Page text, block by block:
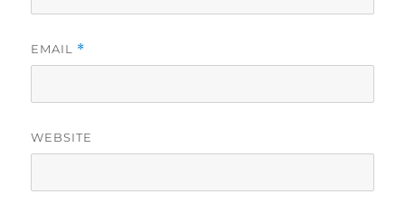
EMAIL *
WEBSITE